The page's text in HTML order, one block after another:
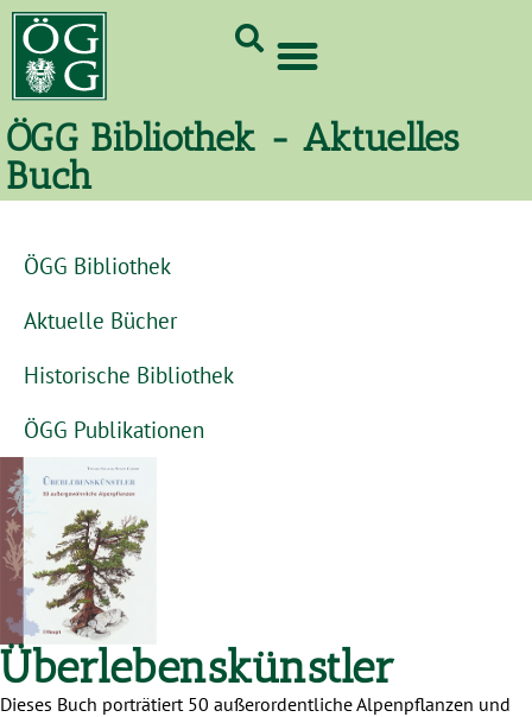
ÖGG Bibliothek - Aktuelles
Buch
ÖGG Bibliothek
Aktuelle Bücher
Historische Bibliothek
ÖGG Publikationen
Überlebenskünstler
Dieses Buch porträtiert 50 außerordentliche Alpenpflanzen und